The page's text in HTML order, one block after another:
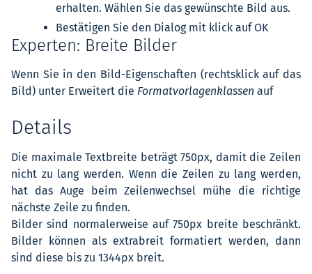
erhalten. Wählen Sie das gewünschte Bild aus.
Bestätigen Sie den Dialog mit klick auf OK
Experten: Breite Bilder
Wenn Sie in den Bild-Eigenschaften (rechtsklick auf das
Bild) unter Erweitert die Formatvorlagenklassen auf
Details
Die maximale Textbreite beträgt 750px, damit die Zeilen
nicht zu lang werden. Wenn die Zeilen zu lang werden,
hat das Auge beim Zeilenwechsel mühe die richtige
nächste Zeile zu finden.
Bilder sind normalerweise auf 750px breite beschränkt.
Bilder können als extrabreit formatiert werden, dann
sind diese bis zu 1344px breit.